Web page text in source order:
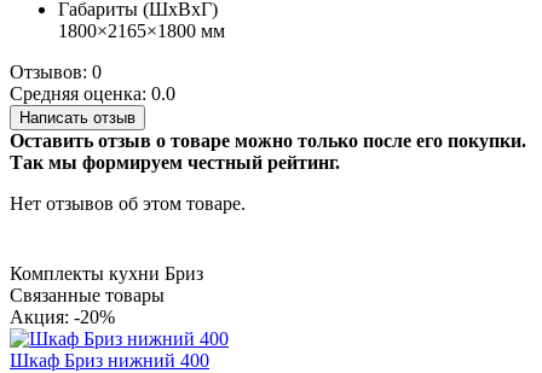
Габариты (ШхВхГ)
1800×2165×1800 мм
Отзывов: 0
Средняя оценка: 0.0
Написать отзыв
Оставить отзыв о товаре можно только после его покупки.
Так мы формируем честный рейтинг.
Нет отзывов об этом товаре.
Комплекты кухни Бриз
Связанные товары
Акция: -20%
Шкаф Бриз нижний 400